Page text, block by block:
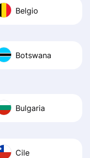
Belgio
Botswana
Bulgaria
Cile